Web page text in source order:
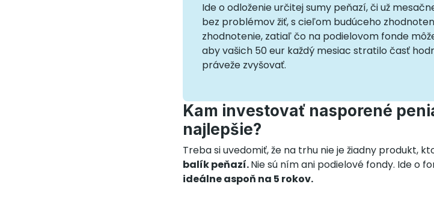
Ide o odloženie určitej sumy peňazí, či už
bez problémov žiť, s cieľom budúceho
zhodnotenie, zatiaľ čo na podielovom fonde
aby vašich 50 eur každý mesiac stratilo časť
práveže zvyšovať.
Kam investovať nasporené
najlepšie?
Treba si uvedomiť, že na trhu nie je žiadny produkt,
balík peňazí.Nie sú ním ani podielové fondy. Ide o
ideálne aspoň na 5 rokov.